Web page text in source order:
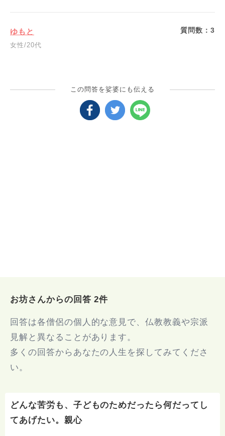
ゆもと
女性/20代
質問数：3
この問答を娑婆にも伝える
お坊さんからの回答 2件
回答は各僧侶の個人的な意見で、仏教教義や宗派
見解と異なることがあります。
多くの回答からあなたの人生を探してみてくださ
い。
どんな苦労も、子どものためだったら何だってし
てあげたい。親心